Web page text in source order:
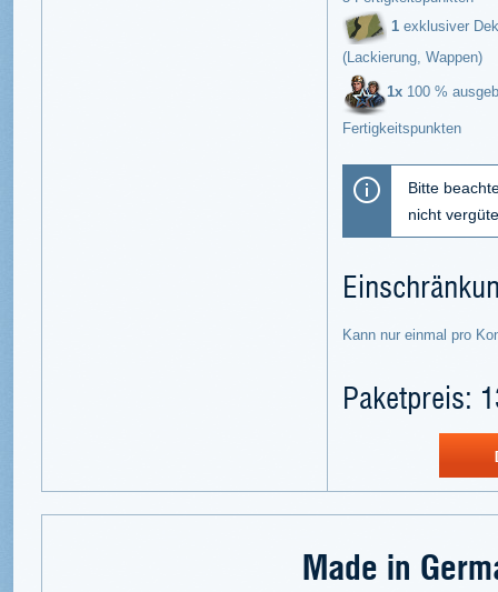
1 exklusiver
(Lackierung, Wappen)
1x 100 %
Fertigkeitspunkten
Bitte
nicht
Kann nur einmal pro
Paketpreis:
Made in